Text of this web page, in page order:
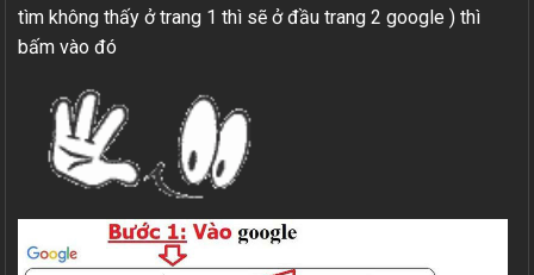
tìm không thấy ở trang 1 thì sẽ ở đầu trang 2 google ) thì
bấm vào đó